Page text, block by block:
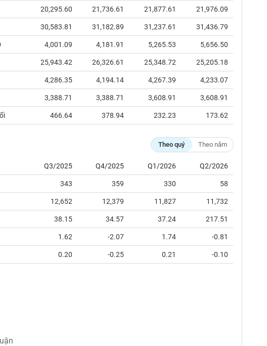
20,295.60 21,736.61 21,877.61 21,976.09
30,583.81 31,182.89 31,237.61 31,436.79
4,001.09 4,181.91 5,265.53 5,656.50
25,943.42 26,326.61 25,348.72 25,205.18
4,286.35 4,194.14 4,267.39 4,233.07
3,388.71 3,388.71 3,608.91 3,608.91
466.64 378.94 232.23 173.62
Theo quý Theo năm
Q3/2025 Q4/2025 Q1/2026 Q2/2026
343 359 330 58
12,652 12,379 11,827 11,732
38.15 34.57 37.24 217.51
1.62 -2.07 1.74 -0.81
0.20 -0.25 0.21 -0.10